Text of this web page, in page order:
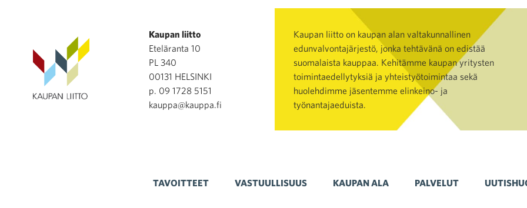
Kaupan liitto
Eteläranta 10
PL 340
00131 HELSINKI
p. 09 1728 5151
kauppa@kauppa.fi
Kaupan liitto on kaupan alan valtakunnallinen
edunvalvontajärjestö, jonka tehtävänä on edistää
suomalaista kauppaa. Kehitämme kaupan yritysten
toimintaedellytyksiä ja yhteistyötoimintaa sekä
huolehdimme jäsentemme elinkeino- ja
työnantajaeduista.
TAVOITTEET VASTUULLISUUS KAUPAN ALA PALVELUT